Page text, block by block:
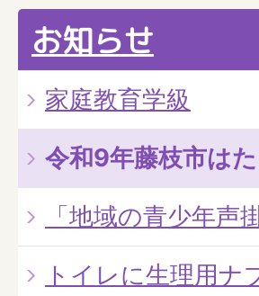
お知らせ
家庭教育学級
令和9年藤枝市は
「地域の青少年
トイレに生理用